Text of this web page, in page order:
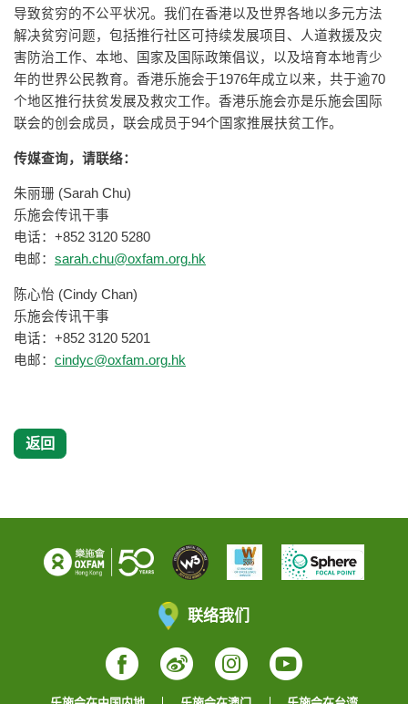
导致贫穷的不公平状况。我们在香港以及世界各地以多元方法
解决贫穷问题，包括推行社区可持续发展项目、人道救援及灾
害防治工作、本地、国家及国际政策倡议，以及培育本地青少
年的世界公民教育。香港乐施会于1976年成立以来，共于逾70
个地区推行扶贫发展及救灾工作。香港乐施会亦是乐施会国际
联会的创会成员，联会成员于94个国家推展扶贫工作。
传媒查询，请联络：
朱丽珊 (Sarah Chu)
乐施会传讯干事
电话：+852 3120 5280
电邮： sarah.chu@oxfam.org.hk
陈心怡 (Cindy Chan)
乐施会传讯干事
电话：+852 3120 5201
电邮： cindyc@oxfam.org.hk
返回
联络我们
Facebook
WeiboInstagram
YouTube